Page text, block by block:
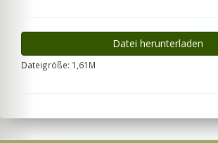
Datei herunterladen
Dateigröße: 1,61M